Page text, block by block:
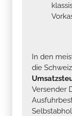
In den
die
Versender